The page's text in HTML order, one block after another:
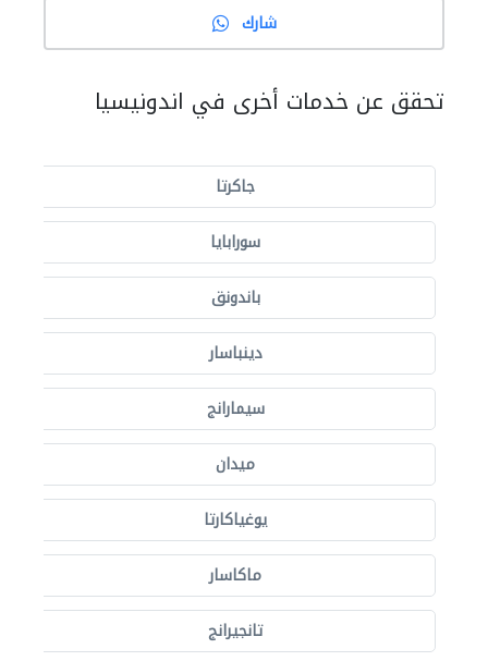
شارك
تحقق عن خدمات أخرى في اندونيسيا
جاكرتا
سورابايا
باندونق
دينباسار
سيمارانج
ميدان
يوغياكارتا
ماكاسار
تانجيرانج